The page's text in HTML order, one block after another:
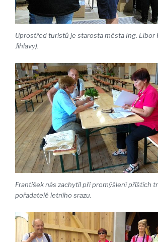
Uprostřed turistů je starosta města Ing. Libor
Jihlavy).
František nás zachytil při promýšlení příštích
pořadatelé letního srazu.